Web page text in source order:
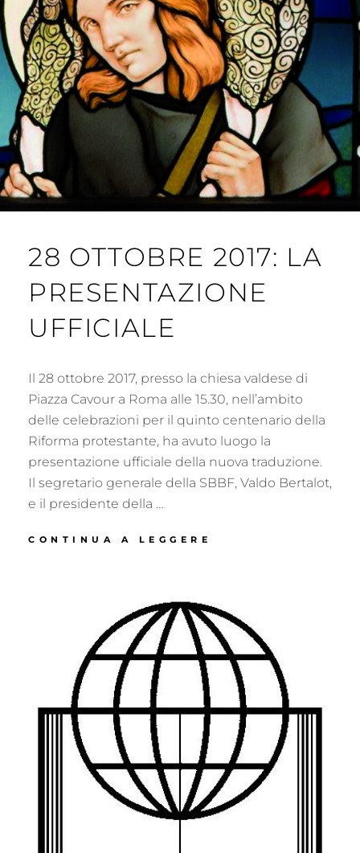
28 OTTOBRE 2017: LA
PRESENTAZIONE
UFFICIALE
Il 28 ottobre 2017, presso la chiesa valdese di
Piazza Cavour a Roma alle 15.30, nell’ambito
delle celebrazioni per il quinto centenario della
Riforma protestante, ha avuto luogo la
presentazione ufficiale della nuova traduzione.
Il segretario generale della SBBF, Valdo Bertalot,
e il presidente della …
CONTINUA A LEGGERE
PRESENTAZIONE
UFFICIALE